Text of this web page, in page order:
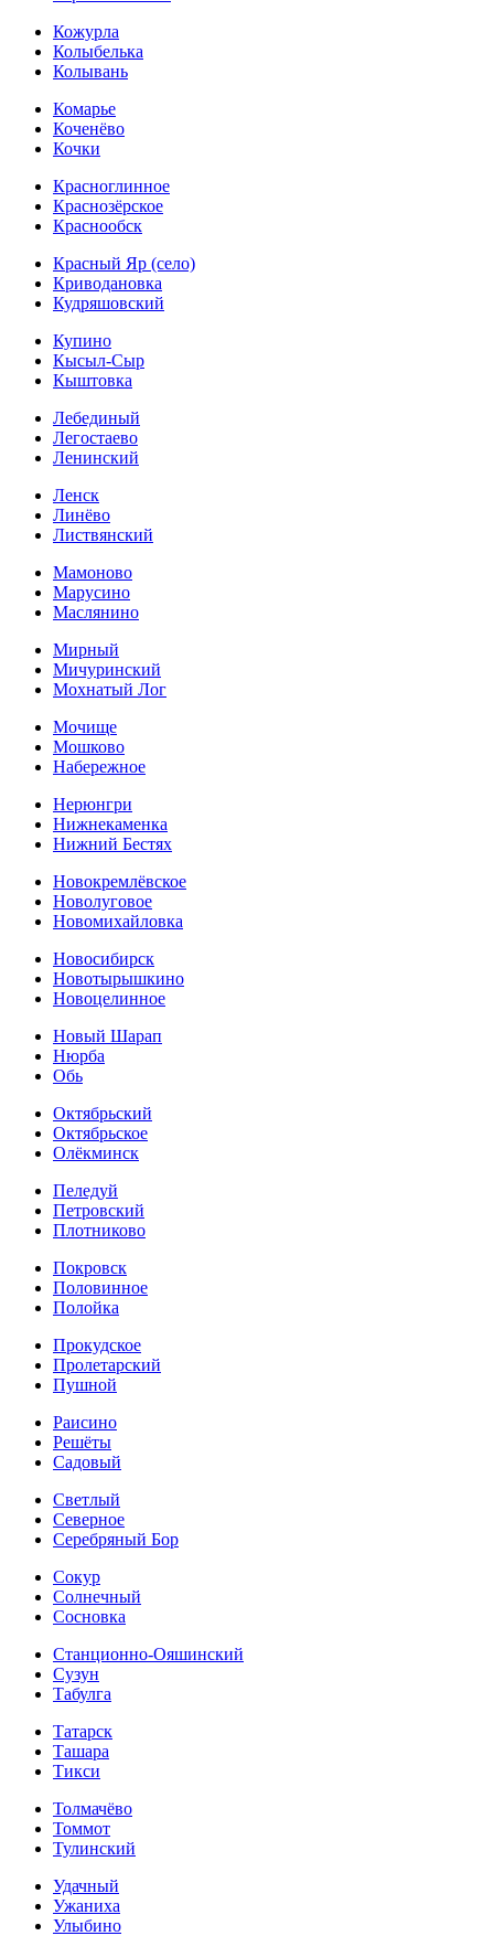
Кожурла
Колыбелька
Колывань
Комарье
Коченёво
Кочки
Красноглинное
Краснозёрское
Краснообск
Красный Яр (село)
Криводановка
Кудряшовский
Купино
Кысыл-Сыр
Кыштовка
Лебединый
Легостаево
Ленинский
Ленск
Линёво
Листвянский
Мамоново
Марусино
Маслянино
Мирный
Мичуринский
Мохнатый Лог
Мочище
Мошково
Набережное
Нерюнгри
Нижнекаменка
Нижний Бестях
Новокремлёвское
Новолуговое
Новомихайловка
Новосибирск
Новотырышкино
Новоцелинное
Новый Шарап
Нюрба
Обь
Октябрьский
Октябрьское
Олёкминск
Пеледуй
Петровский
Плотниково
Покровск
Половинное
Полойка
Прокудское
Пролетарский
Пушной
Раисино
Решёты
Садовый
Светлый
Северное
Серебряный Бор
Сокур
Солнечный
Сосновка
Станционно-Ояшинский
Сузун
Табулга
Татарск
Ташара
Тикси
Толмачёво
Томмот
Тулинский
Удачный
Ужаниха
Улыбино